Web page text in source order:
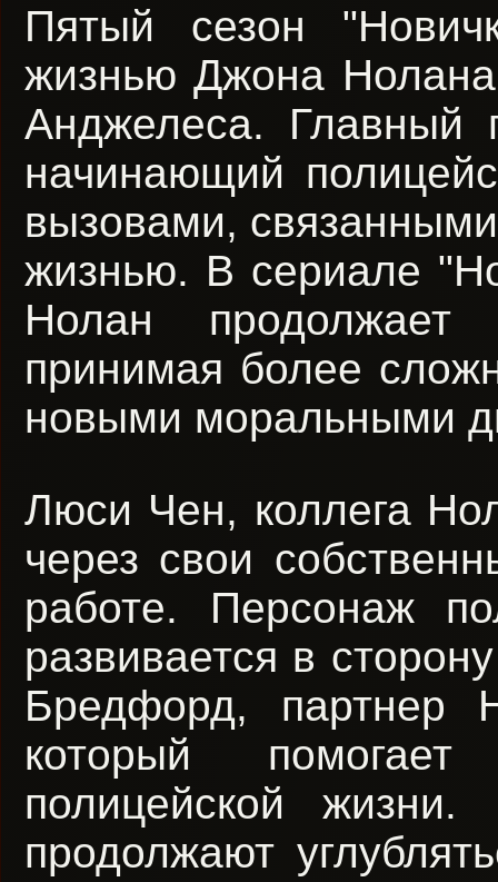
Пятый сезон
жизнью Джона
Анджелеса. Главный
начинающий
вызовами,
жизнью. В сериале
Нолан продолжает
принимая более
новыми моральными
Люси Чен, коллега
через свои
работе. Персонаж
развивается в
Бредфорд, партнер
который
полицейской
продолжают